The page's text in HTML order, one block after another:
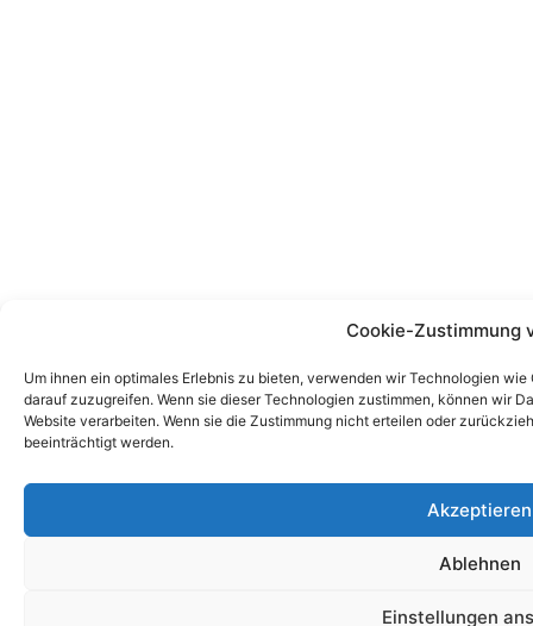
Cookie-Zustimmung
Um ihnen ein optimales Erlebnis zu bieten, verwenden wir Technologien
darauf zuzugreifen. Wenn sie dieser Technologien zustimmen, können wir
Website verarbeiten. Wenn sie die Zustimmung nicht erteilen oder
beeinträchtigt werden.
Akzeptieren
Ablehnen
Einstellungen